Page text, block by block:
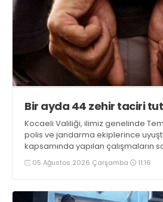
Bir ayda 44 zehir taciri
Kocaeli Valiliği, ilimiz genelinde
polis ve jandarma ekiplerince
kapsamında yapılan çalışmaların
Çalışmalar sonucunda uyuşturucu
kullanan, ticaretini ve sevkiyatını
05 Ağustos 2026 Çarşamba 11:16